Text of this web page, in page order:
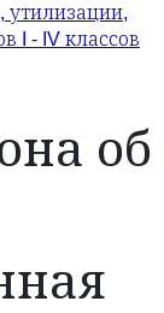
утилизации,
I - IV классов
об